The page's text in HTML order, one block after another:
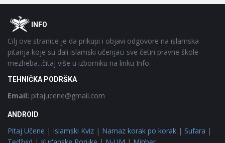
FooterOINFO
Cilj ove stranice je da prikupi i objavi odgovore na islamska
pitanja koje su dali islamski učenjaci sve četiri pravne škole-
mezheba...čitaj više u izborniku na linku Info.
TEHNIČKA PODRŠKA
Email: pitajucene@gmail.com
ANDROID
Pitaj Učene | Islamski Kviz | Namaz korak po korak | Sufara |